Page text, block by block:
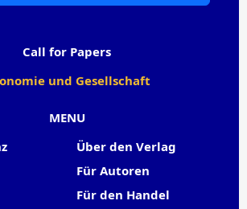
MENU
Über den Verlag
Für Autoren
Für den Handel
Call for Papers
und Gesellschaft